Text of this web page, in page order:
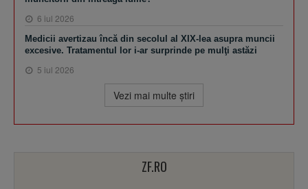
6 iul 2026
Medicii avertizau încă din secolul al XIX-lea asupra muncii
excesive. Tratamentul lor i-ar surprinde pe mulţi astăzi
5 iul 2026
Vezi mai multe ştiri
ZF.RO